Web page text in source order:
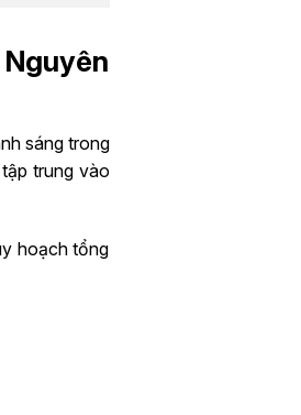
sáng trong
trung vào
hoạch tổng